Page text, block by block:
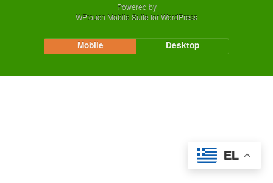
EL
Powered by
WPtouch Mobile Suite for WordPress
Mobile Desktop